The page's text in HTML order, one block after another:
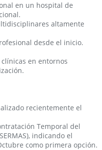
en un hospital de
altamente
desde el inicio.
en entornos
recientemente el
Temporal del
indicando el
como primera opción.